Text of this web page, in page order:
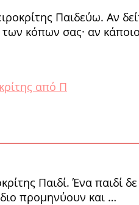
Παιδεύω. Αν
των κόπων σας· αν
από Π
Παιδί. Ένα παιδί
προμηνύουν και …